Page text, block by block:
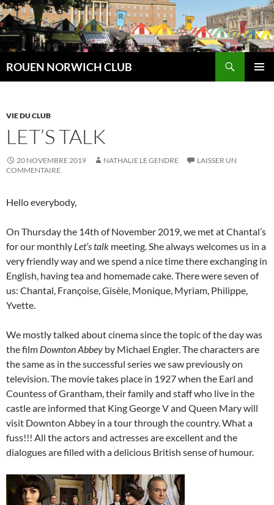
Aller
au
contenu
ROUEN NORWICH CLUB
VIE DU CLUB
LET’S TALK
20 NOVEMBRE 2019 NATHALIE LE GENDRE
LAISSER UN
COMMENTAIRE
Hello everybody,
On Thursday the 14th of November 2019, we met at Chantal’s
for our monthly Let’s talk meeting. She always welcomes us in a
very friendly way and we spend a nice time there exchanging in
English, having tea and homemade cake. There were seven of
us: Chantal, Françoise, Gisèle, Monique, Myriam, Philippe,
Yvette.
We mostly talked about cinema since the topic of the day was
the film Downton Abbey by Michael Engler. The characters are
the same as in the successful series we saw previously on
television. The movie takes place in 1927 when the Earl and
Countess of Grantham, their family and staff who live in the
castle are informed that King George V and Queen Mary will
visit Downton Abbey in a tour through the country. What a
fuss!!! All the actors and actresses are excellent and the
dialogues are filled with a delicious British sense of humour.